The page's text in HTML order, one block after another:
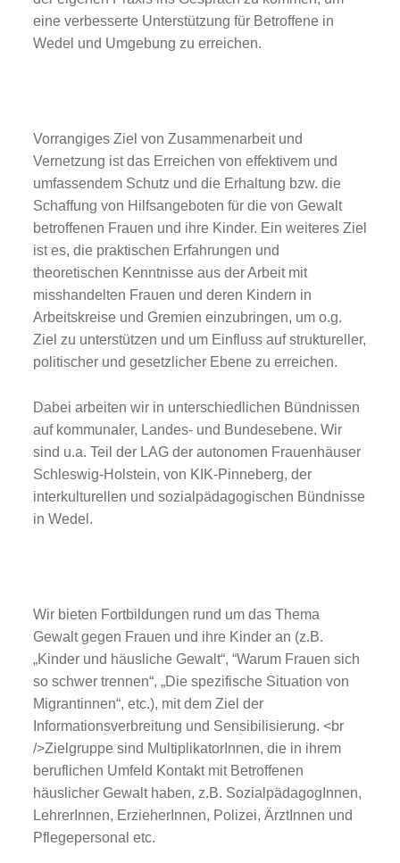
eine verbesserte Unterstützung für Betroffene in
Wedel und Umgebung zu erreichen.
Vorrangiges Ziel von Zusammenarbeit und
Vernetzung ist das Erreichen von effektivem und
umfassendem Schutz und die Erhaltung bzw. die
Schaffung von Hilfsangeboten für die von Gewalt
betroffenen Frauen und ihre Kinder. Ein weiteres Ziel
ist es, die praktischen Erfahrungen und
theoretischen Kenntnisse aus der Arbeit mit
misshandelten Frauen und deren Kindern in
Arbeitskreise und Gremien einzubringen, um o.g.
Ziel zu unterstützen und um Einfluss auf struktureller,
politischer und gesetzlicher Ebene zu erreichen.
Dabei arbeiten wir in unterschiedlichen Bündnissen
auf kommunaler, Landes- und Bundesebene. Wir
sind u.a. Teil der LAG der autonomen Frauenhäuser
Schleswig-Holstein, von KIK-Pinneberg, der
interkulturellen und sozialpädagogischen Bündnisse
in Wedel.
Wir bieten Fortbildungen rund um das Thema
Gewalt gegen Frauen und ihre Kinder an (z.B.
„Kinder und häusliche Gewalt“, “Warum Frauen sich
so schwer trennen“, „Die spezifische Situation von
Migrantinnen“, etc.), mit dem Ziel der
Informationsverbreitung und Sensibilisierung. <br
/>Zielgruppe sind MultiplikatorInnen, die in ihrem
beruflichen Umfeld Kontakt mit Betroffenen
häuslicher Gewalt haben, z.B. SozialpädagogInnen,
LehrerInnen, ErzieherInnen, Polizei, ÄrztInnen und
Pflegepersonal etc.